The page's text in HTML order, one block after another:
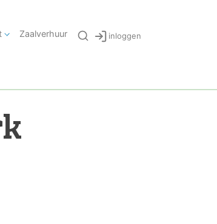
Zaalverhuur inloggen